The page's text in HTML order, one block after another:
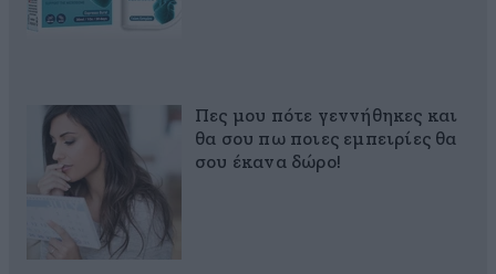
Πες μου πότε γεννήθηκες και
θα σου πω ποιες εμπειρίες θα
σου έκανα δώρο!